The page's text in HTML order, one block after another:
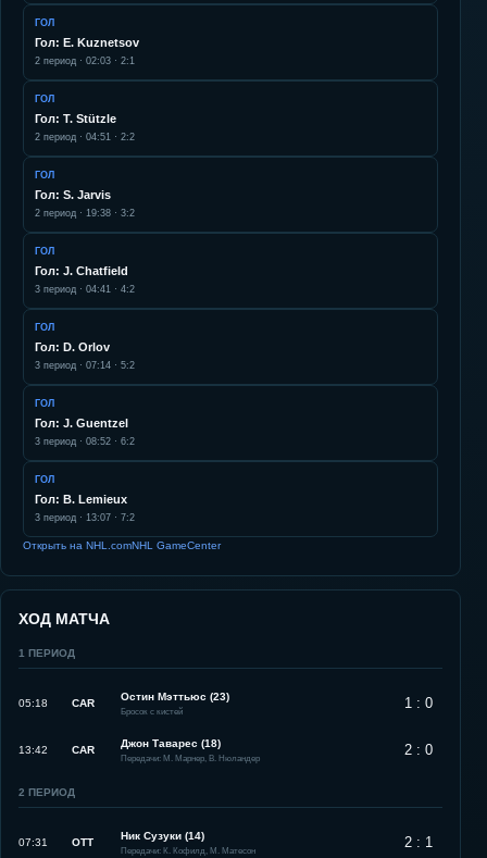
ГОЛ
Гол: E. Kuznetsov
2 период · 02:03 · 2:1
ГОЛ
Гол: T. Stützle
2 период · 04:51 · 2:2
ГОЛ
Гол: S. Jarvis
2 период · 19:38 · 3:2
ГОЛ
Гол: J. Chatfield
3 период · 04:41 · 4:2
ГОЛ
Гол: D. Orlov
3 период · 07:14 · 5:2
ГОЛ
Гол: J. Guentzel
3 период · 08:52 · 6:2
ГОЛ
Гол: B. Lemieux
3 период · 13:07 · 7:2
Открыть на NHL.comNHL GameCenter
ХОД МАТЧА
1 ПЕРИОД
05:18 CAR
Остин Мэттьюс (23)
Бросок с кистей 1 : 0
13:42 CAR
Джон Таварес (18)
Передачи: М. Марнер, В. Нюландер 2 : 0
2 ПЕРИОД
07:31 OTT
Ник Сузуки (14)
Передачи: К. Кофилд, М. Матесон 2 : 1